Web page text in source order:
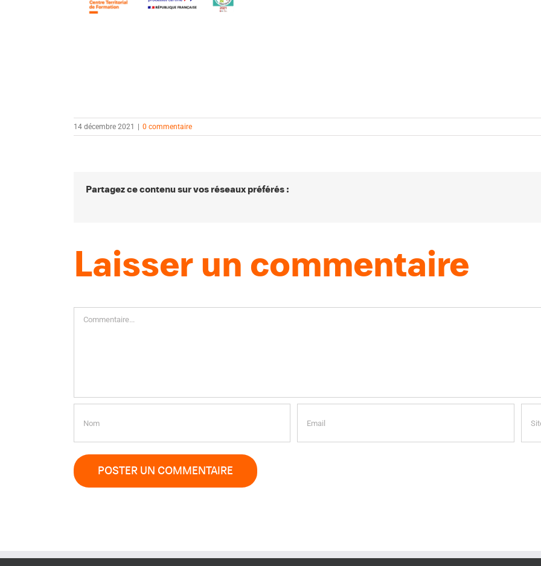
14 décembre 2021 0 commentaire
Partagez ce contenu sur vos réseaux préférés :
Laisser un commentaire
Commentaire